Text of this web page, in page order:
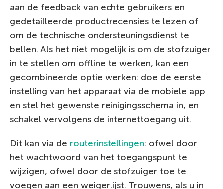
aan de feedback van echte gebruikers en
gedetailleerde productrecensies te lezen of
om de technische ondersteuningsdienst te
bellen. Als het niet mogelijk is om de stofzuiger
in te stellen om offline te werken, kan een
gecombineerde optie werken: doe de eerste
instelling van het apparaat via de mobiele app
en stel het gewenste reinigingsschema in, en
schakel vervolgens de internettoegang uit.
Dit kan via de routerinstellingen: ofwel door
het wachtwoord van het toegangspunt te
wijzigen, ofwel door de stofzuiger toe te
voegen aan een weigerlijst. Trouwens, als u in